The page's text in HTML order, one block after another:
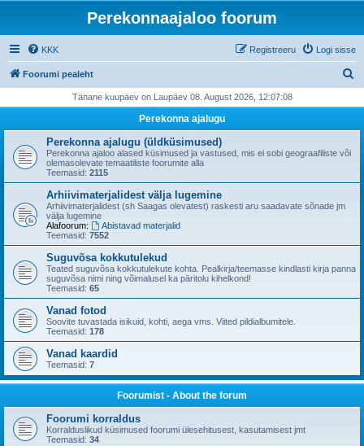
Perekonnaajaloo foorum
KKK Logi sisse
Registreeru
Foorumi pealeht
i
Tänane kuupäev on Laupäev 08. August 2026, 12:07:08
Perekonna ajalugu
Perekonna ajalugu (üldküsimused)
Perekonna ajaloo alased küsimused ja vastused, mis ei sobi geograafiliste või
olemasolevate temaatiliste foorumite alla
Teemasid: 2115
Arhiivimaterjalidest välja lugemine
Arhiivimaterjalidest (sh Saagas olevatest) raskesti aru saadavate sõnade jm
välja lugemine
Alafoorum:
Abistavad materjalid
Teemasid: 7552
Suguvõsa kokkutulekud
Teated suguvõsa kokkutulekute kohta. Pealkirja/teemasse kindlasti kirja panna
suguvõsa nimi ning võimalusel ka päritolu kihelkond!
Teemasid: 65
Vanad fotod
Soovite tuvastada isikuid, kohti, aega vms. Viited pildialbumitele.
Teemasid: 178
Vanad kaardid
Teemasid: 7
Foorumist - About the forum
Foorumi korraldus
Korralduslikud küsimused foorumi ülesehitusest, kasutamisest jmt
Teemasid: 34